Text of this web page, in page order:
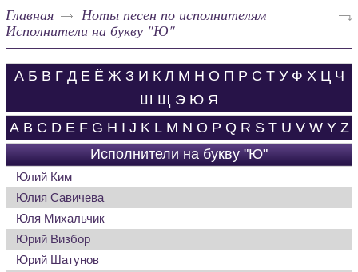
Главная
Ноты песен по исполнителям
Исполнители на букву "Ю"
А Б В Г Д Е Ё Ж З И К Л М Н О П Р С Т У Ф Х Ц Ч
Ш Щ Э Ю Я
A B C D E F G H I J K L M N O P Q R S T U V W Y Z
Исполнители на букву "Ю"
Юлий Ким
Юлия Савичева
Юля Михальчик
Юрий Визбор
Юрий Шатунов